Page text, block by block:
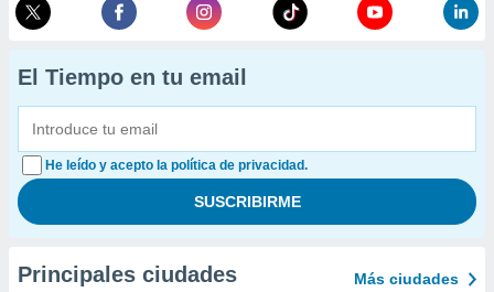
El Tiempo en tu email
He leído y acepto la política de privacidad.
Principales ciudades Más ciudades